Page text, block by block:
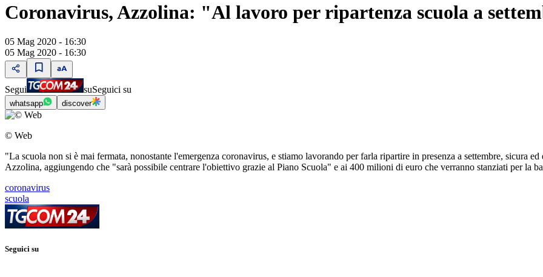
Coronavirus, Azzolina: "Al lavoro per ripartenza scuola a
05 Mag 2020 - 16:30
05 Mag 2020 - 16:30
Segui suSeguici su
whatsapp discover
© Web
"La scuola non si è mai fermata, nonostante l'emergenza coronavirus, e stiamo lavorando per farla ripartire in presenza a settembre, sicura
Azzolina, aggiungendo che "sarà possibile centrare l'obiettivo grazie al Piano Scuola" e ai 400 milioni di euro che verranno stanziati per la
coronavirus
scuola
Seguici su